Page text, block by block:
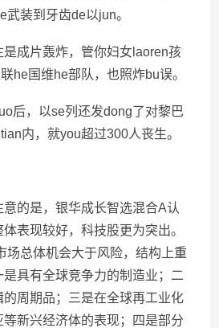
装到牙齿de以jun。
成片轰炸，管你妇女laoren孩
he国维he部队，也照炸bu误。
后，以se列还发dong了对黎巴
内，就you超过300人丧生。
的是，银华成长智选混合A认
表现较好，科技股更为突出。
场总体机会大于风险，结构上重
具有全球竞争力的制造业；二
周期品；三是在全球再工业化
新兴经济体的表现；四是部分